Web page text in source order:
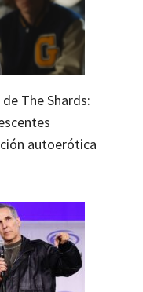
The Shards:
autoerótica